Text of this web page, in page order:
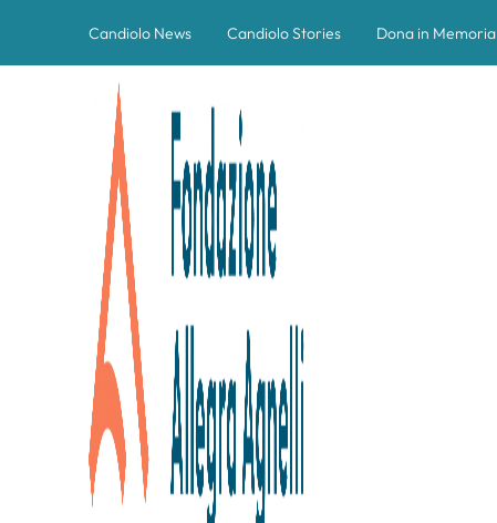
Candiolo News Candiolo Stories Dona in Memoria